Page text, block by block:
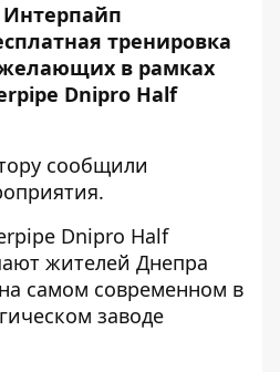
Интерпайп
тренировка
желающих в рамках
Dnipro Half
сообщили
Dnipro Half
жителей Днепра
самом современном в
заводе